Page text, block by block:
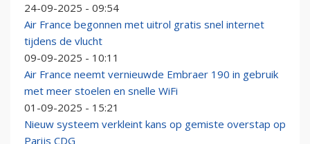
24-09-2025 - 09:54
Air France begonnen met uitrol gratis snel internet
tijdens de vlucht
09-09-2025 - 10:11
Air France neemt vernieuwde Embraer 190 in gebruik
met meer stoelen en snelle WiFi
01-09-2025 - 15:21
Nieuw systeem verkleint kans op gemiste overstap op
Parijs CDG